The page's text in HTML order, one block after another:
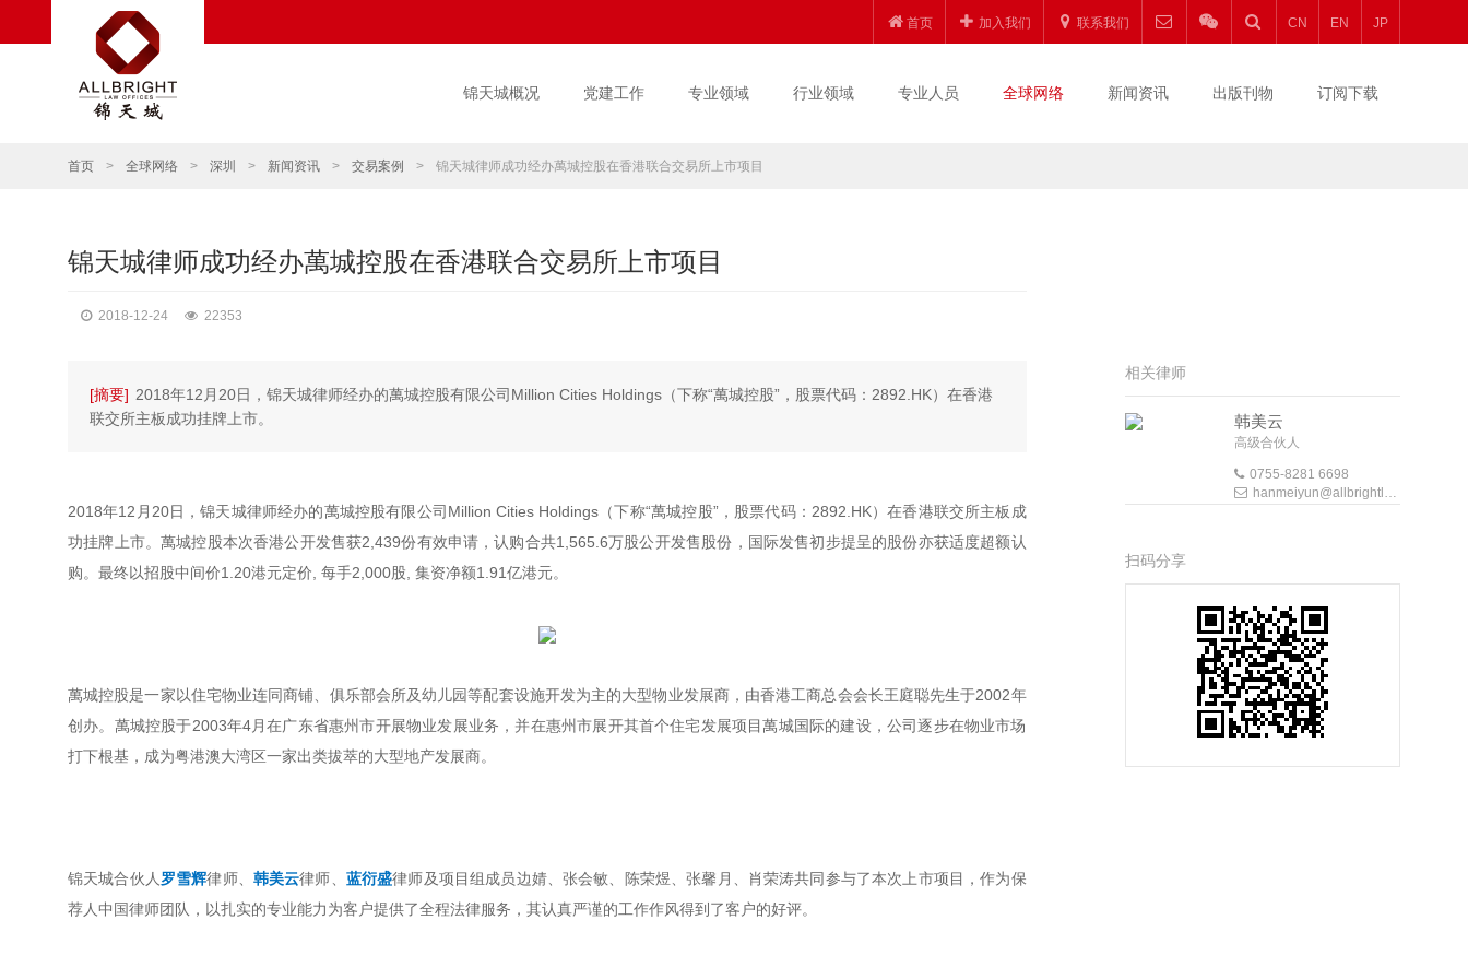
首页 加入我们 联系我们 CN EN JP
锦天城概况 党建工作 专业领域 行业领域 专业人员 全球网络 新闻资讯 出版刊物 订阅下载
首页 > 全球网络 > 深圳 > 新闻资讯 > 交易案例 > 锦天城律师成功经办萬城控股在香港联合交易所上市项目
锦天城律师成功经办萬城控股在香港联合交易所上市项目
2018-12-24 22353
[摘要] 2018年12月20日，锦天城律师经办的萬城控股有限公司Million Cities Holdings（下称“萬城控股”，股票代码：2892.HK）在香港
联交所主板成功挂牌上市。
2018年12月20日，锦天城律师经办的萬城控股有限公司Million Cities Holdings（下称“萬城控股”，股票代码：2892.HK）在香港联交所主板成
功挂牌上市。萬城控股本次香港公开发售获2,439份有效申请，认购合共1,565.6万股公开发售股份，国际发售初步提呈的股份亦获适度超额认
购。最终以招股中间价1.20港元定价, 每手2,000股, 集资净额1.91亿港元。
萬城控股是一家以住宅物业连同商铺、俱乐部会所及幼儿园等配套设施开发为主的大型物业发展商，由香港工商总会会长王庭聪先生于2002年
创办。萬城控股于2003年4月在广东省惠州市开展物业发展业务，并在惠州市展开其首个住宅发展项目萬城国际的建设，公司逐步在物业市场
打下根基，成为粤港澳大湾区一家出类拔萃的大型地产发展商。
锦天城合伙人 罗雪辉律师、 韩美云律师、 蓝衍盛律师及项目组成员边婧、张会敏、陈荣煜、张馨月、肖荣涛共同参与了本次上市项目，作为保
荐人中国律师团队，以扎实的专业能力为客户提供了全程法律服务，其认真严谨的工作作风得到了客户的好评。
相关律师
韩美云
高级合伙人
0755-8281 6698
hanmeiyun@allbrightlaw.com
扫码分享